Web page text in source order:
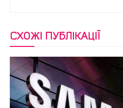
СХОЖІ ПУБЛІКАЦІЇ